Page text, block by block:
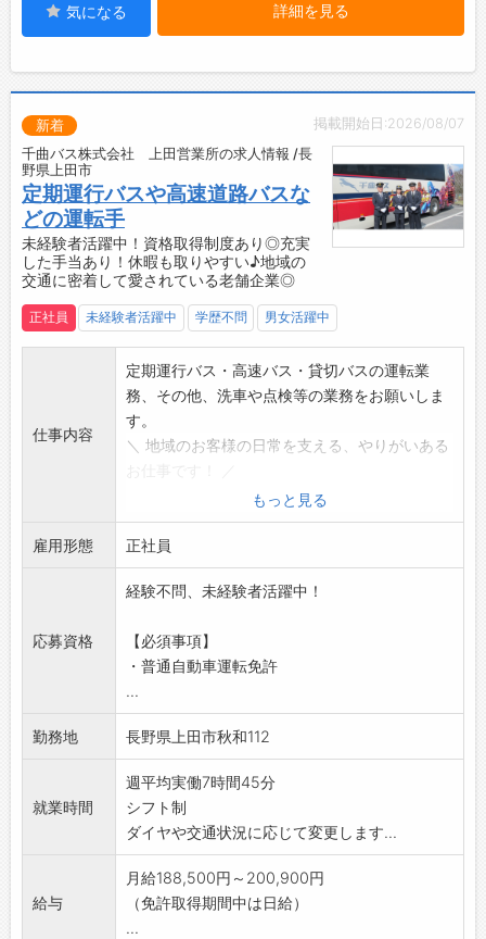
・入社後に取得できるから、今は普通免許しか
・免許取得後は、1ヶ月ほどの研修期間をしっか
◆有給取得率8割以上！残業は月10時間程度と
少なめ◎
・プライベートを大切にしたい方にピッタリで
す♪
・趣味や家族との時間を大切にしたい方ものび
のび働けます！
【ステップアップ】
だきたいと考えています。
【ちょっとユニークなバスも♪】
・学校への送り迎えを行う、まるでテーマパー
ク内を走っているようなレトロなスクールバス
・子どもたちに大人気！北斗の拳ラッピングバ
ス など
【高評価の認証も取得！安心・安定の職場環境
◎】
証事業者
・働きやすい職場認証制度（一ツ星）
・長野県「職場いきいきアドバンスカンパニ
ー」認証
気になる 詳細を見る
掲載開始日:2026/08/07
新着
千曲バス株式会社 上田営業所の求人情報 /長
野県上田市
定期運行バスや高速道路バスな
どの運転手
未経験者活躍中！資格取得制度あり◎充実
した手当あり！休暇も取りやすい♪地域の
交通に密着して愛されている老舗企業◎
正社員 未経験者活躍中 学歴不問 男女活躍中
仕事内容
定期運行バス・高速バス・貸切バスの運転業
務、その他、洗車や点検等の業務をお願いしま
す。
＼ 地域のお客様の日常を支える、やりがいある
【具体的な業務内容】
■運行業務
・定期運行の路線バスと高速バス運行、修学旅
行などの貸切バスの運転になります。
■点検・洗車
洗車をします。
【入社後の流れ】
・路線バス運行から徐々に練習を重ね、高速バ
スが運行できるようになっていただきます。
【とても温かい雰囲気の会社◎】
る、明るい職場です♪
・お客様にも同僚にも「本当の親切丁寧」を心
がけようという社風なので、一緒に働く社員は
親切な方ばかり◎
・運転中は基本的に個人ワークなので、ストレ
もっと見る
雇用形態 正社員
応募資格
経験不問、未経験者活躍中！
【必須事項】
・普通自動車運転免許
...
勤務地 長野県上田市秋和112
就業時間
週平均実働7時間45分
シフト制
ダイヤや交通状況に応じて変更します...
給与
月給188,500円～200,900円
（免許取得期間中は日給）
...